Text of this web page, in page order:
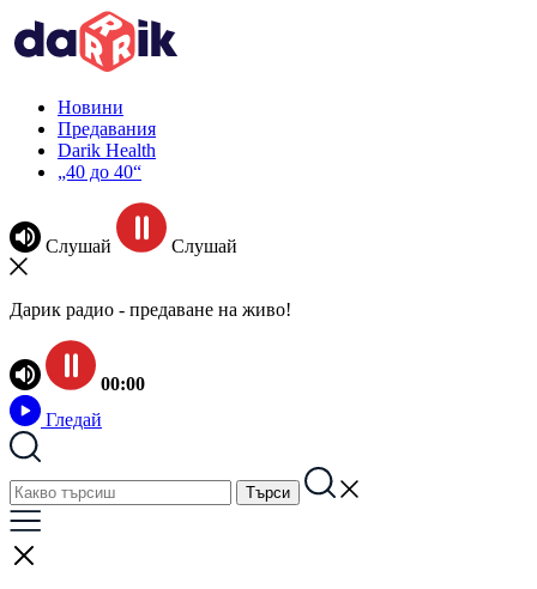
Новини
Предавания
Darik Health
„40 до 40“
Слушай Слушай
Дарик радио - предаване на живо!
00:00
Гледай